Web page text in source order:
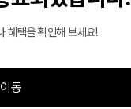
혜택을 확인해 보세요!
동